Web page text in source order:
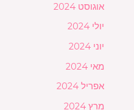
אוגוסט 2024
יולי 2024
יוני 2024
מאי 2024
אפריל 2024
מרץ 2024